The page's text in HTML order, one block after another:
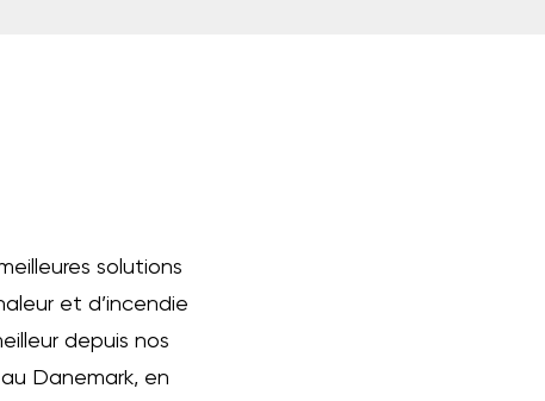
solutions
et d’incendie
depuis nos
Danemark, en